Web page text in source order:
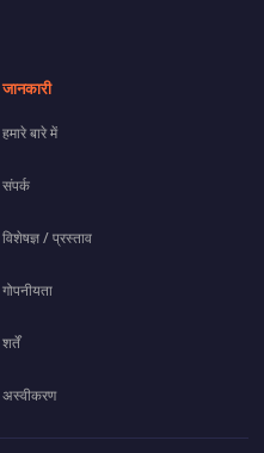
जानकारी
हमारे बारे में
संपर्क
विशेषज्ञ / प्रस्ताव
गोपनीयता
शर्तें
अस्वीकरण